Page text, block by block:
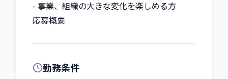
- 事業、組織の大きな変化を楽しめる方
応募概要
勤務条件